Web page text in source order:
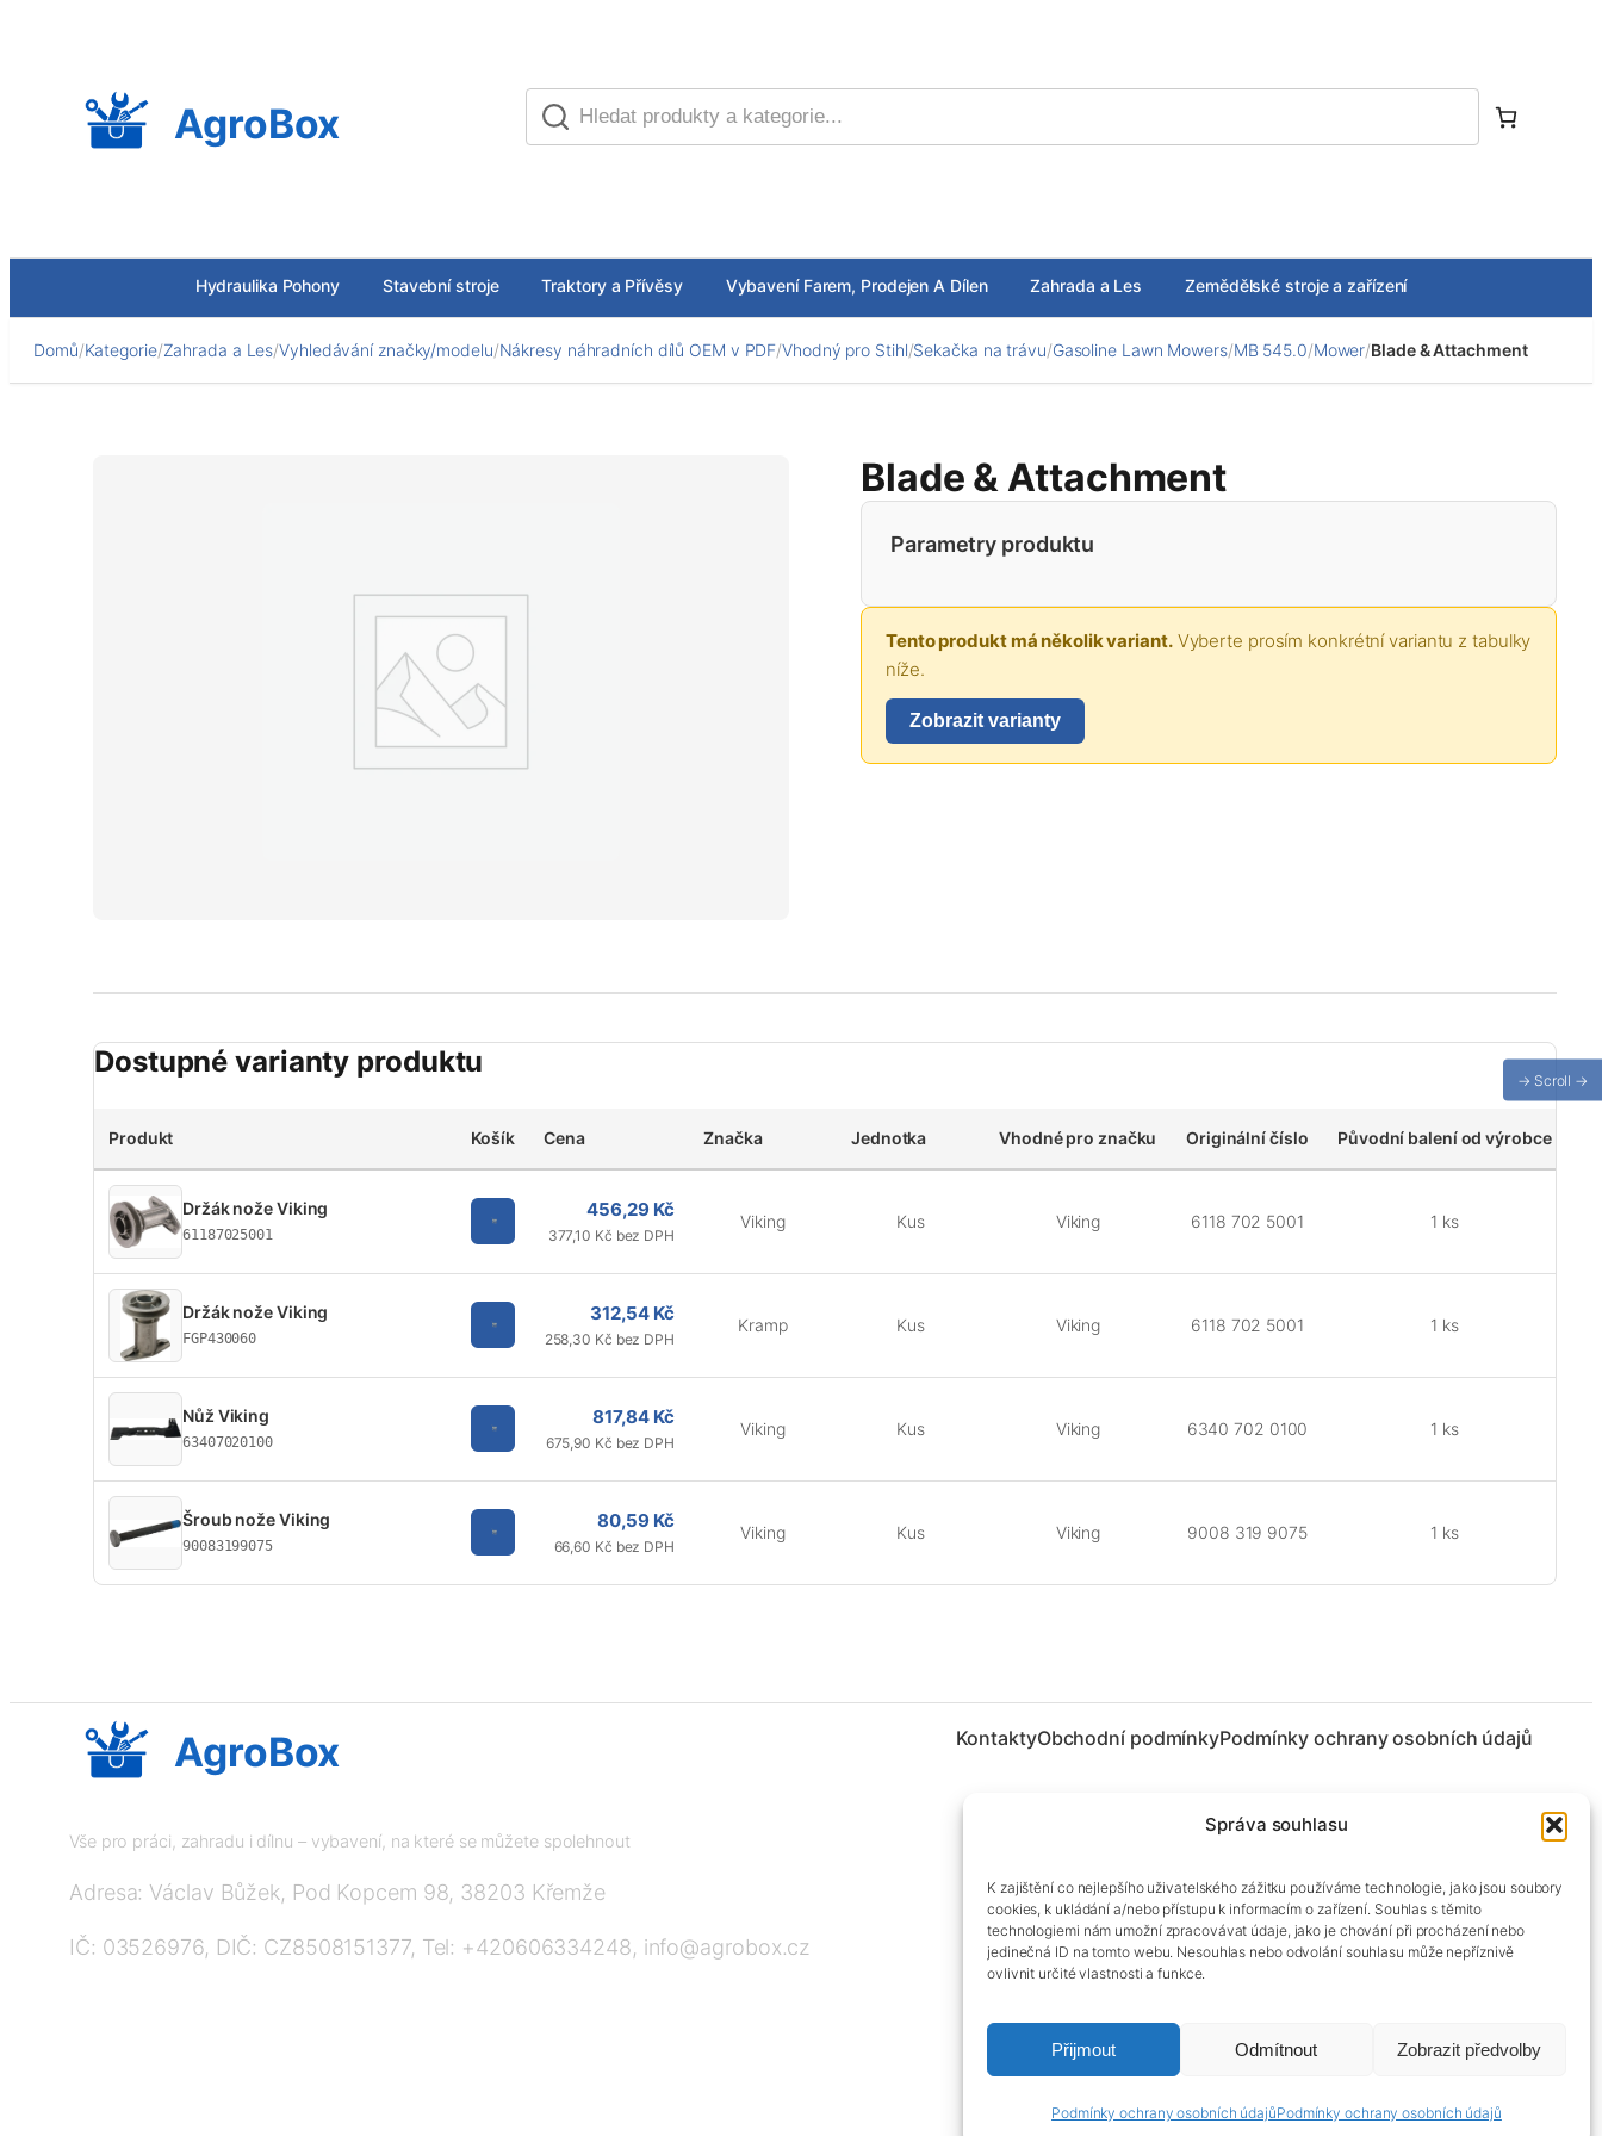
Správa souhlasu
K zajištění co nejlepšího uživatelského zážitku používáme technologie, jako jsou soubory
cookies, k ukládání a/nebo přístupu k informacím o zařízení. Souhlas s těmito
technologiemi nám umožní zpracovávat údaje, jako je chování při procházení nebo
jedinečná ID na tomto webu. Nesouhlas nebo odvolání souhlasu může nepříznivě
ovlivnit určité vlastnosti a funkce.
Přijmout Odmítnout Zobrazit předvolby
Podmínky ochrany osobních údajůPodmínky ochrany osobních údajů
AgroBox
Hydraulika Pohony Stavební stroje Traktory a Přívěsy Vybavení Farem, Prodejen A Dílen Zahrada a Les Zemědělské stroje a zařízení
Domů/Kategorie/Zahrada a Les/Vyhledávání značky/modelu/Nákresy náhradních dílů OEM v PDF/Vhodný pro Stihl/Sekačka na trávu/Gasoline Lawn Mowers/MB 545.0/Mower/Blade & Attachment
Blade & Attachment
Parametry produktu
Tento produkt má několik variant.Vyberte prosím konkrétní variantu z tabulky
níže.
Zobrazit varianty
Dostupné varianty produktu
Produkt Košík Cena Značka Jednotka Vhodné pro značku Originální číslo Původní balení od výrobce
Držák nože Viking
61187025001
456,29 Kč
377,10 Kč bez DPH
Viking Kus Viking 6118 702 5001 1 ks
Držák nože Viking
FGP430060
312,54 Kč
258,30 Kč bez DPH
Kramp Kus Viking 6118 702 5001 1 ks
Nůž Viking
63407020100
817,84 Kč
675,90 Kč bez DPH
Viking Kus Viking 6340 702 0100 1 ks
Šroub nože Viking
90083199075
80,59 Kč
66,60 Kč bez DPH
Viking Kus Viking 9008 319 9075 1 ks
→ Scroll →
AgroBox
Vše pro práci, zahradu i dílnu – vybavení, na které se můžete spolehnout
Adresa: Václav Bůžek, Pod Kopcem 98, 38203 Křemže
IČ: 03526976, DIČ: CZ8508151377, Tel: +420606334248, info@agrobox.cz
KontaktyObchodní podmínkyPodmínky ochrany osobních údajů